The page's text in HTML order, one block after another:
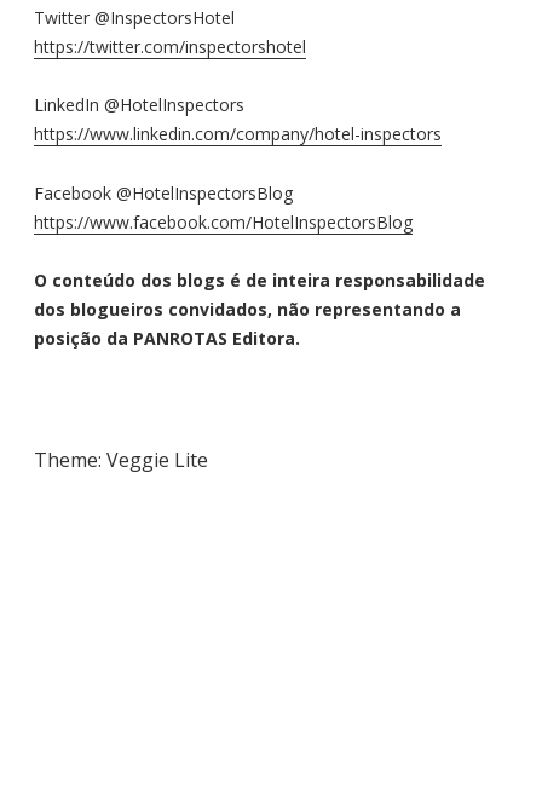
Twitter @InspectorsHotel
https://twitter.com/inspectorshotel
LinkedIn @HotelInspectors
https://www.linkedin.com/company/hotel-inspectors
Facebook @HotelInspectorsBlog
https://www.facebook.com/HotelInspectorsBlog
O conteúdo dos blogs é de inteira responsabilidade
dos blogueiros convidados, não representando a
posição da PANROTAS Editora.
Theme: Veggie Lite